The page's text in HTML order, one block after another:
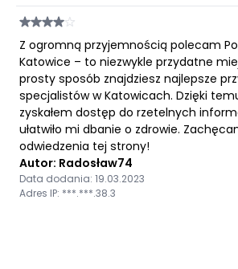
Z ogromną przyjemnością polecam
Katowice – to niezwykle przydatne
prosty sposób znajdziesz najlepsze
specjalistów w Katowicach. Dzięki
zyskałem dostęp do rzetelnych
ułatwiło mi dbanie o zdrowie.
odwiedzenia tej strony!
Autor: Radosław74
Data dodania: 19.03.2023
Adres IP: ***.***.38.3